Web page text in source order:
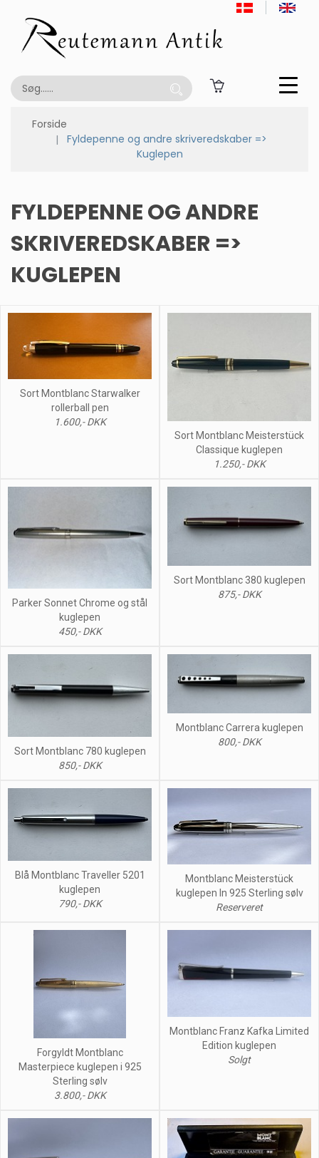
Forside
Fyldepenne og andre skriveredskaber =>
Kuglepen
FYLDEPENNE OG ANDRE
SKRIVEREDSKABER =>
KUGLEPEN
Sort Montblanc Starwalker
rollerball pen
1.600,- DKK
Sort Montblanc Meisterstück
Classique kuglepen
1.250,- DKK
Parker Sonnet Chrome og stål
kuglepen
450,- DKK
Sort Montblanc 380 kuglepen
875,- DKK
Sort Montblanc 780 kuglepen
850,- DKK
Montblanc Carrera kuglepen
800,- DKK
Blå Montblanc Traveller 5201
kuglepen
790,- DKK
Montblanc Meisterstück
kuglepen In 925 Sterling sølv
Reserveret
Forgyldt Montblanc
Masterpiece kuglepen i 925
Sterling sølv
3.800,- DKK
Montblanc Franz Kafka Limited
Edition kuglepen
Solgt